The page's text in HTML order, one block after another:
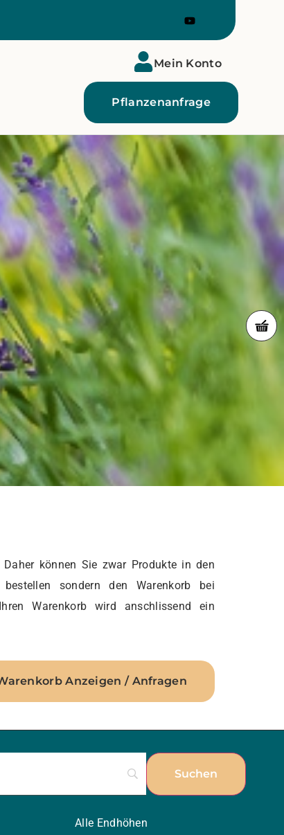
Mein Konto
Pflanzenanfrage
können Sie zwar Produkte in den
sondern den Warenkorb bei
Warenkorb wird anschlissend ein
Anzeigen / Anfragen
Alle Endhöhen